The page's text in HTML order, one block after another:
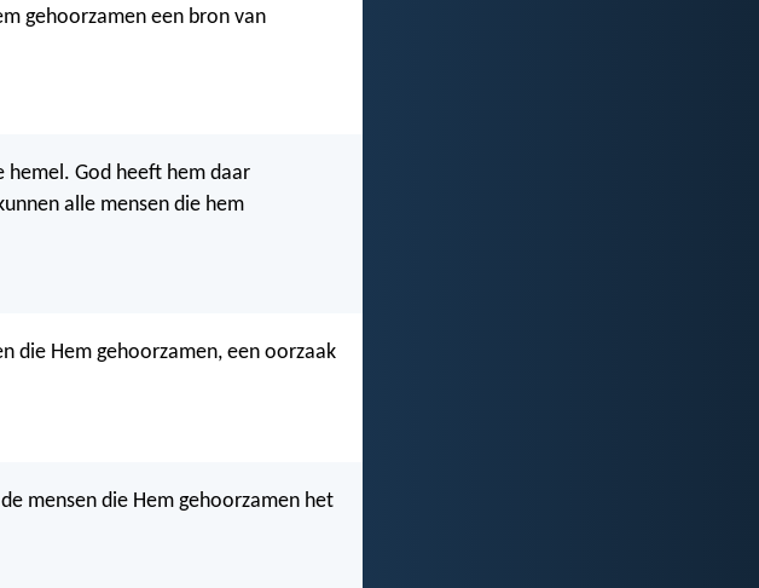
gehoorzamen een bron van
hemel. God heeft hem daar
alle mensen die hem
die Hem gehoorzamen, een oorzaak
mensen die Hem gehoorzamen het